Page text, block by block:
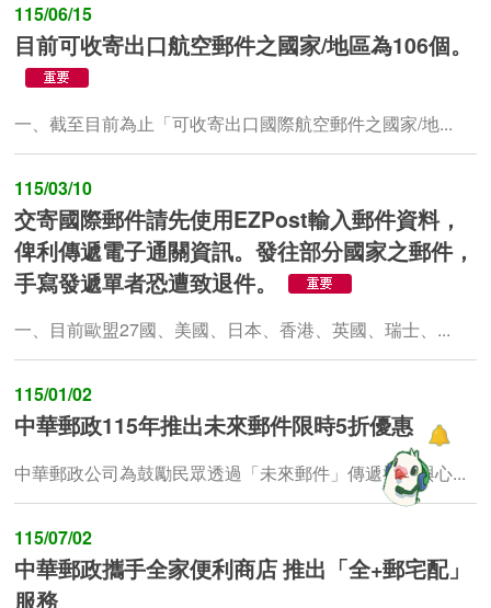
115/06/15
目前可收寄出口航空郵件之國家/地區為106個。
一、截至目前為止「可收寄出口國際航空郵件之國家/地...
115/03/10
交寄國際郵件請先使用EZPost輸入郵件資料，
俾利傳遞電子通關資訊。發往部分國家之郵件，
手寫發遞單者恐遭致退件。
一、目前歐盟27國、美國、日本、香港、英國、瑞士、...
115/01/02
中華郵政115年推出未來郵件限時5折優惠
中華郵政公司為鼓勵民眾透過「未來郵件」傳遞祝福與心...
115/07/02
中華郵政攜手全家便利商店 推出「全+郵宅配」
服務